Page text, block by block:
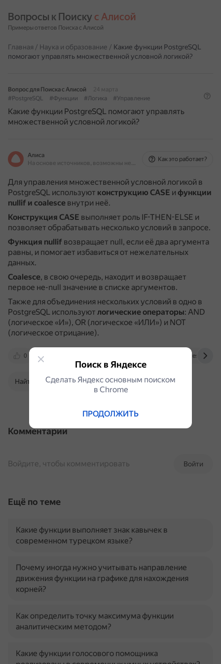
Вопросы к Поиску с Алисой
Примеры ответов Поиска с Алисой
Главная / Наука и образование / Какие функции PostgreSQL
помогают управлять множественной условной логикой?
Вопрос для Поиска с Алисой
24 марта
#PostgreSQL
#Функции #Логика #Управление
Какие функции PostgreSQL помогают управлять
множественной условной логикой?
Алиса
На основе источников, возможны неточности
Как это работает?
Для управления множественной условной логикой в
PostgreSQL используют конструкцию CASE и функции
nullif и coalesce внутри неё.
Конструкция CASE выполняет роль IF-THEN-ELSE и
позволяет обрабатывать несколько условий в запросе.
Функция nullif возвращает null, если её два аргумента
равны, и помогает избавиться от нежелательных
данных.
Coalesce, в свою очередь, находит и возвращает
первое не-null значение в списке аргументов.
Также для объединения нескольких условий в одно в
PostgreSQL используют логические операторы: AND
(логическое «И»), OR (логическое «ИЛИ») и NOT
(логическое отрицание).
0 nuancesprog.ru
Найти в Поиске
Комментарии
Войти
Войдите, чтобы комментировать
Ещё по теме
Какие функции выполняет знак кавычек в
современном турецком языке?
Почему иногда нужно учитывать направление
движения функции на графике для нахождения
корней?
Как определить точку максимума функции
аналитическим методом?
Какие функции голосового помощника
Поиск в Яндексе
Сделать Яндекс основным поиском
в Сhrome
ПРОДОЛЖИТЬ